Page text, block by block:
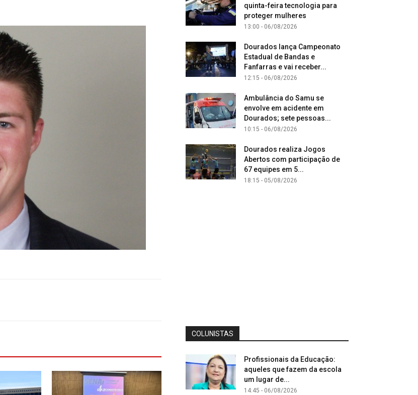
quinta-feira tecnologia para
proteger mulheres
13:00 - 06/08/2026
Dourados lança Campeonato
Estadual de Bandas e
Fanfarras e vai receber...
12:15 - 06/08/2026
Ambulância do Samu se
envolve em acidente em
Dourados; sete pessoas...
10:15 - 06/08/2026
Dourados realiza Jogos
Abertos com participação de
67 equipes em 5...
18:15 - 05/08/2026
COLUNISTAS
Profissionais da Educação:
aqueles que fazem da escola
um lugar de...
14:45 - 06/08/2026